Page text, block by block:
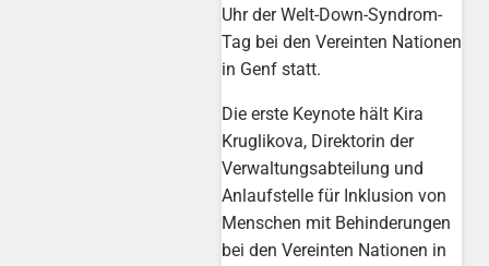
Uhr der Welt-Down-Syndrom-
Tag bei den Vereinten Nationen
in Genf statt.
Die erste Keynote hält Kira
Kruglikova, Direktorin der
Verwaltungsabteilung und
Anlaufstelle für Inklusion von
Menschen mit Behinderungen
bei den Vereinten Nationen in